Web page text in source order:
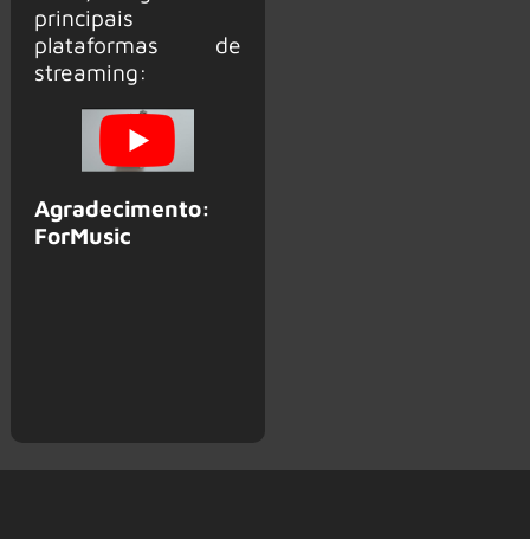
principais
plataformas de
streaming:
Agradecimento:
ForMusic